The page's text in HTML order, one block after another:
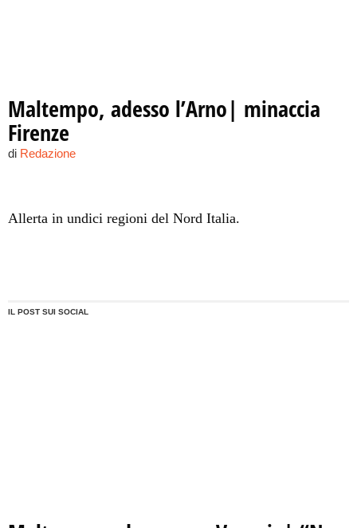
Maltempo, adesso l’Arno| minaccia
Firenze
di Redazione
Allerta in undici regioni del Nord Italia.
IL POST SUI SOCIAL